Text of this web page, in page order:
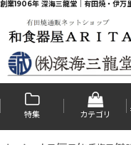
創業1906年 深海三龍堂｜有田焼・伊万
特集 カテゴリ